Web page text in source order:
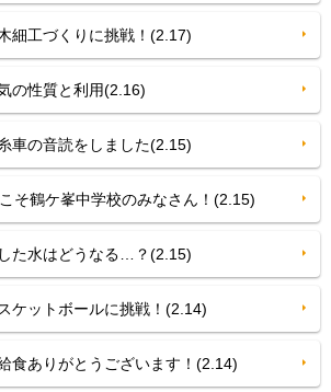
工づくりに挑戦！(2.17)
性質と利用(2.16)
車の音読をしました(2.15)
そ鶴ケ峯中学校のみなさん！(2.15)
水はどうなる…？(2.15)
ットボールに挑戦！(2.14)
食ありがとうございます！(2.14)